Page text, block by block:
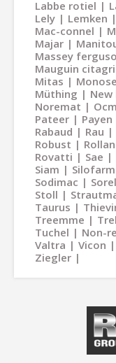
Labbe rotiel
Lely
Lemken
Mac-connel
Majar
Massey
Mauguin citagri
Mitas
Müthing
New
Noremat
Pateer
Payen
Rabaud
Rau
Robust
Rovatti
Sae
Siam
Sodimac
Sorel
Stoll
Taurus
Treemme
Tuchel
Non-
Valtra
Vicon
Ziegler